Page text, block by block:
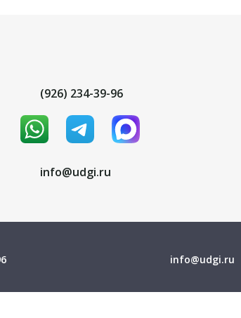
(926) 234-39-96
info@udgi.ru
info@udgi.ru